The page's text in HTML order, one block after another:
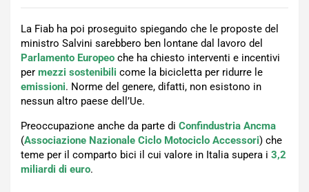
La Fiab ha poi proseguito spiegando che le proposte del
ministro Salvini sarebbero ben lontane dal lavoro del
Parlamento Europeo che ha chiesto interventi e incentivi
per mezzi sostenibili come la bicicletta per ridurre le
emissioni. Norme del genere, difatti, non esistono in
nessun altro paese dell’Ue.
Preoccupazione anche da parte di Confindustria Ancma
(Associazione Nazionale Ciclo Motociclo Accessori) che
teme per il comparto bici il cui valore in Italia supera i 3,2
miliardi di euro.